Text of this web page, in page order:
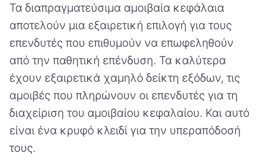
Τα διαπραγματεύσιμα αμοιβαία κεφάλαια
αποτελούν μια εξαιρετική επιλογή για τους
επενδυτές που επιθυμούν να επωφεληθούν
από την παθητική επένδυση. Τα καλύτερα
έχουν εξαιρετικά χαμηλό δείκτη εξόδων, τις
αμοιβές που πληρώνουν οι επενδυτές για τη
διαχείριση του αμοιβαίου κεφαλαίου. Και αυτό
είναι ένα κρυφό κλειδί για την υπεραπόδοσή
τους.